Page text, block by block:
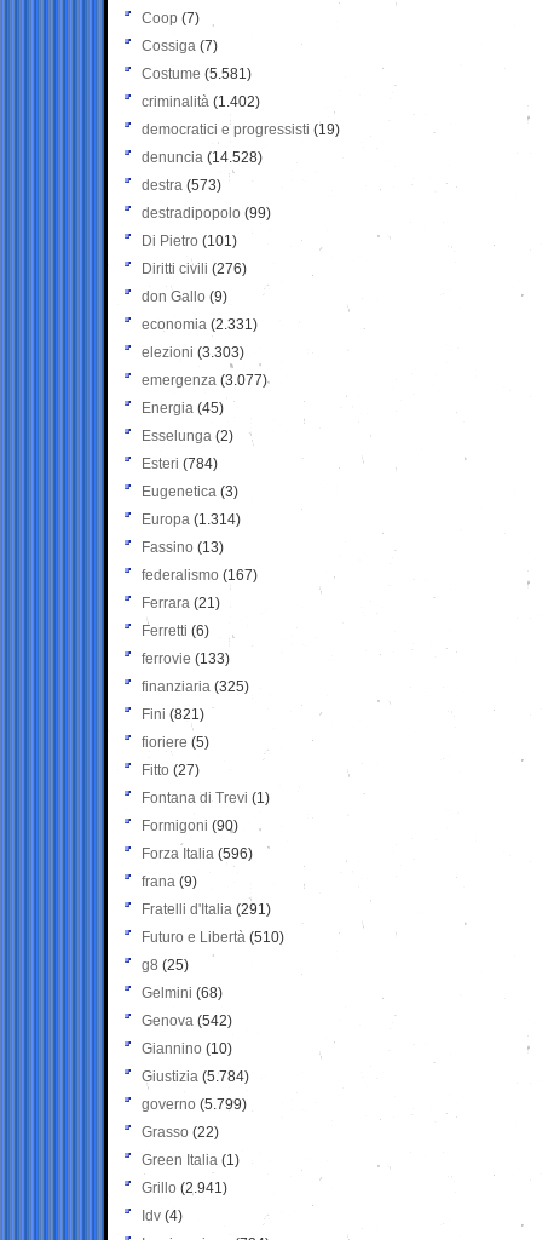
Coop (7)
Cossiga (7)
Costume (5.581)
criminalità (1.402)
democratici e progressisti (19)
denuncia (14.528)
destra (573)
destradipopolo (99)
Di Pietro (101)
Diritti civili (276)
don Gallo (9)
economia (2.331)
elezioni (3.303)
emergenza (3.077)
Energia (45)
Esselunga (2)
Esteri (784)
Eugenetica (3)
Europa (1.314)
Fassino (13)
federalismo (167)
Ferrara (21)
Ferretti (6)
ferrovie (133)
finanziaria (325)
Fini (821)
fioriere (5)
Fitto (27)
Fontana di Trevi (1)
Formigoni (90)
Forza Italia (596)
frana (9)
Fratelli d'Italia (291)
Futuro e Libertà (510)
g8 (25)
Gelmini (68)
Genova (542)
Giannino (10)
Giustizia (5.784)
governo (5.799)
Grasso (22)
Green Italia (1)
Grillo (2.941)
Idv (4)